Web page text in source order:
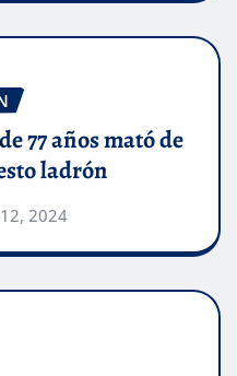
77 años mató de
ladrón
2024